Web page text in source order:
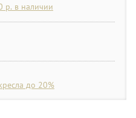
р. в наличии
до 20%